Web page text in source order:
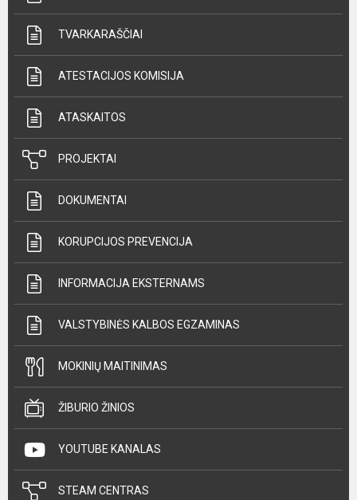
TVARKARAŠČIAI
ATESTACIJOS KOMISIJA
ATASKAITOS
PROJEKTAI
DOKUMENTAI
KORUPCIJOS PREVENCIJA
INFORMACIJA EKSTERNAMS
VALSTYBINĖS KALBOS EGZAMINAS
MOKINIŲ MAITINIMAS
ŽIBURIO ŽINIOS
YOUTUBE KANALAS
STEAM CENTRAS